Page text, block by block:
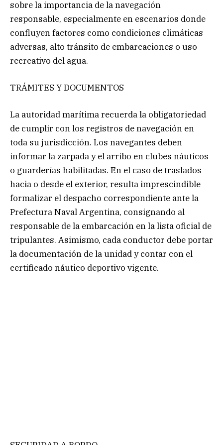
sobre la importancia de la navegación
responsable, especialmente en escenarios donde
confluyen factores como condiciones climáticas
adversas, alto tránsito de embarcaciones o uso
recreativo del agua.
TRÁMITES Y DOCUMENTOS
La autoridad marítima recuerda la obligatoriedad
de cumplir con los registros de navegación en
toda su jurisdicción. Los navegantes deben
informar la zarpada y el arribo en clubes náuticos
o guarderías habilitadas. En el caso de traslados
hacia o desde el exterior, resulta imprescindible
formalizar el despacho correspondiente ante la
Prefectura Naval Argentina, consignando al
responsable de la embarcación en la lista oficial de
tripulantes. Asimismo, cada conductor debe portar
la documentación de la unidad y contar con el
certificado náutico deportivo vigente.